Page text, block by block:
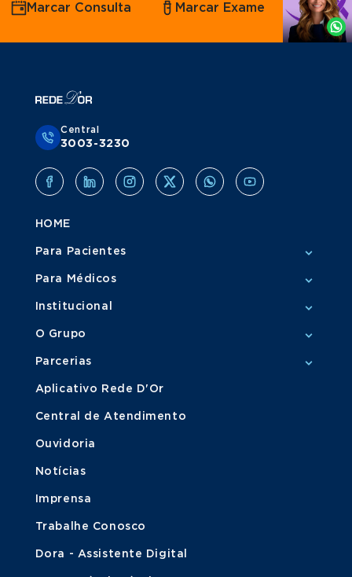
por
Whatsapp
Marcar Consulta Marcar Exame
Central
3003-3230
HOME
Para Pacientes
Para Médicos
Institucional
O Grupo
Parcerias
Aplicativo Rede D'Or
Central de Atendimento
Ouvidoria
Notícias
Imprensa
Trabalhe Conosco
Dora - Assistente Digital